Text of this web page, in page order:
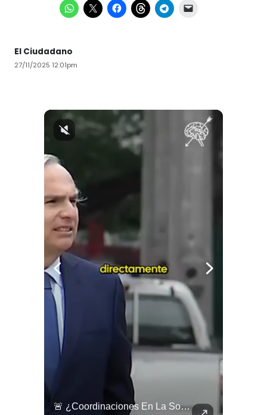
El Ciudadano
27/11/2025 12:01pm
🚨 ¿Coordinaciones En La Sombra Para Blindar Una Candidatura Presidencial?